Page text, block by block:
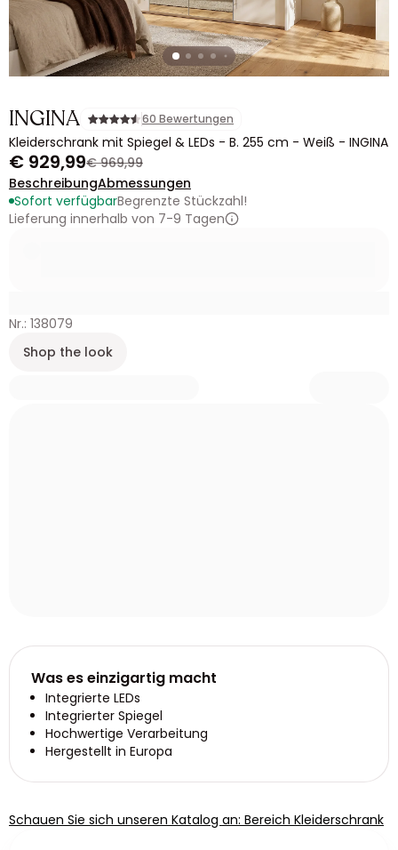
INGINA 60 Bewertungen
Kleiderschrank mit Spiegel & LEDs - B. 255 cm - Weiß - INGINA
€ 929,99€ 969,99
BeschreibungAbmessungen
Sofort verfügbarBegrenzte Stückzahl!
Lieferung innerhalb von 7-9 Tagen
Nr.: 138079
Shop the look
Was es einzigartig macht
Integrierte LEDs
Integrierter Spiegel
Hochwertige Verarbeitung
Hergestellt in Europa
Schauen Sie sich unseren Katalog an: Bereich Kleiderschrank